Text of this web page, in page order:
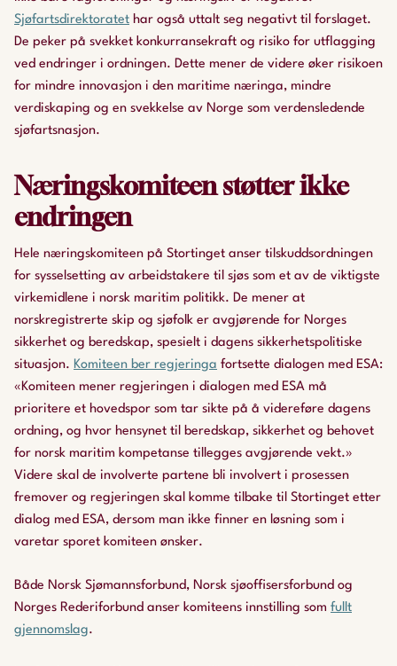
Sjøfartsdirektoratet har også uttalt seg negativt til forslaget.
De peker på svekket konkurransekraft og risiko for utflagging
ved endringer i ordningen. Dette mener de videre øker risikoen
for mindre innovasjon i den maritime næringa, mindre
verdiskaping og en svekkelse av Norge som verdensledende
sjøfartsnasjon.
Næringskomiteen støtter ikke
endringen
Hele næringskomiteen på Stortinget anser tilskuddsordningen
for sysselsetting av arbeidstakere til sjøs som et av de viktigste
virkemidlene i norsk maritim politikk. De mener at
norskregistrerte skip og sjøfolk er avgjørende for Norges
sikkerhet og beredskap, spesielt i dagens sikkerhetspolitiske
situasjon. Komiteen ber regjeringa fortsette dialogen med ESA:
«Komiteen mener regjeringen i dialogen med ESA må
prioritere et hovedspor som tar sikte på å videreføre dagens
ordning, og hvor hensynet til beredskap, sikkerhet og behovet
for norsk maritim kompetanse tillegges avgjørende vekt.»
Videre skal de involverte partene bli involvert i prosessen
fremover og regjeringen skal komme tilbake til Stortinget etter
dialog med ESA, dersom man ikke finner en løsning som i
varetar sporet komiteen ønsker.
Både Norsk Sjømannsforbund, Norsk sjøoffisersforbund og
Norges Rederiforbund anser komiteens innstilling som fullt
gjennomslag.